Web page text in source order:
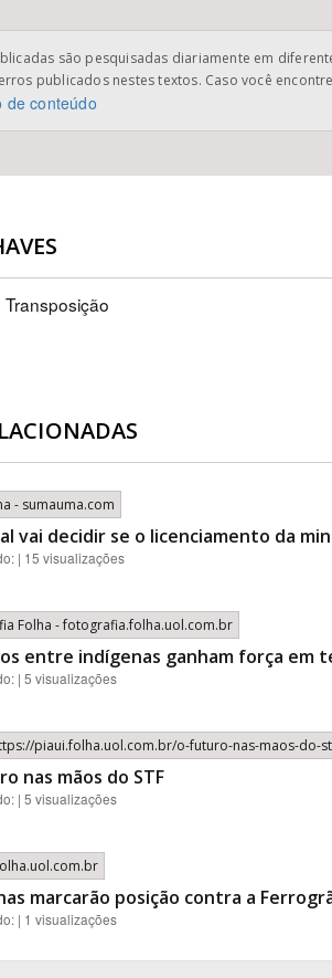
são pesquisadas diariamente em
publicados nestes textos. Caso você
de conteúdo
Transposição
- sumauma.com
vai decidir se o licenciamento da
| 15 visualizações
Folha - fotografia.folha.uol.com.br
entre indígenas ganham força em
| 5 visualizações
piaui.folha.uol.com.br/o-futuro-nas-maos-do-
nas mãos do STF
| 5 visualizações
marcarão posição contra a
| 1 visualizações